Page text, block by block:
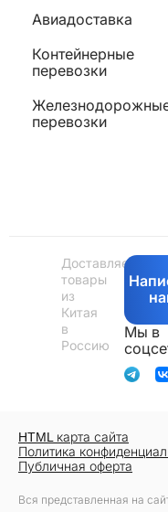
Авиадоставка
Контейнерные
перевозки
перевозки
Доставляем
товары
из
Китая
в
Россию
Мы в
HTML карта сайта
Политика
Публичная оферта
Вся представленная на